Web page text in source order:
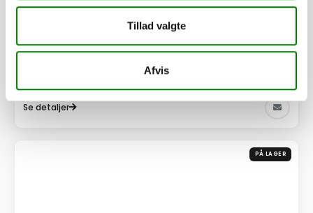
Tillad valgte
Afvis
Aluplade f/rampe Uni
932,00kr.ekskl. moms
Afhentning og forsendelse
Se detaljer
PÅ LAGER